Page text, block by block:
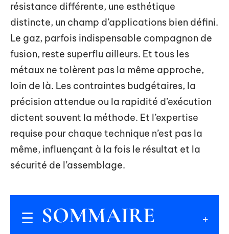
résistance différente, une esthétique
distincte, un champ d’applications bien défini.
Le gaz, parfois indispensable compagnon de
fusion, reste superflu ailleurs. Et tous les
métaux ne tolèrent pas la même approche,
loin de là. Les contraintes budgétaires, la
précision attendue ou la rapidité d’exécution
dictent souvent la méthode. Et l’expertise
requise pour chaque technique n’est pas la
même, influençant à la fois le résultat et la
sécurité de l’assemblage.
SOMMAIRE